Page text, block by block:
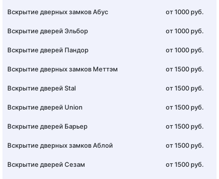
Вскрытие дверных замков Абус от 1000 руб.
Вскрытие дверей Эльбор от 1000 руб.
Вскрытие дверей Пандор от 1000 руб.
Вскрытие дверных замков Меттэм от 1500 руб.
Вскрытие дверей Stal от 1500 руб.
Вскрытие дверей Union от 1500 руб.
Вскрытие дверей Барьер от 1500 руб.
Вскрытие дверных замков Аблой от 1500 руб.
Вскрытие дверей Сезам от 1500 руб.